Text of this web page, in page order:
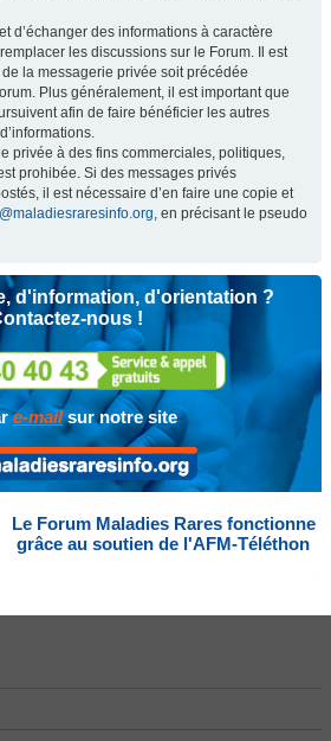
d’échanger des informations à caractère
les discussions sur le Forum. Il est
la messagerie privée soit précédée
Plus généralement, il est important que
afin de faire bénéficier les autres
privée à des fins commerciales, politiques,
prohibée. Si des messages privés
il est nécessaire d’en faire une copie et
, en précisant le pseudo
d'information, d'orientation ?
nous !
e-mailsur notre site
Le Forum Maladies Rares fonctionne
grâce au soutien de l'AFM-Téléthon